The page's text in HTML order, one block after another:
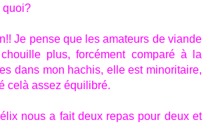
quoi?
Je pense que les amateurs de viande
plus, forcément comparé à la
dans mon hachis, elle est minoritaire,
celà assez équilibré.
nous a fait deux repas pour deux et